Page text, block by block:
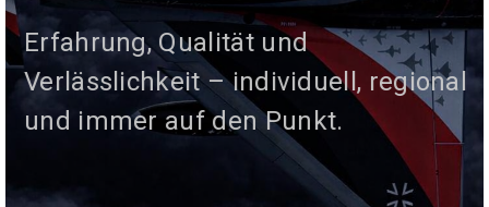
Erfahrung, Qualität und
Verlässlichkeit – individuell, regional
und immer auf den Punkt.
Design sorgen dafür, dass Inhalte
nicht nur gut aussehen, sondern
auch verstanden werden.
jede Anwendung.